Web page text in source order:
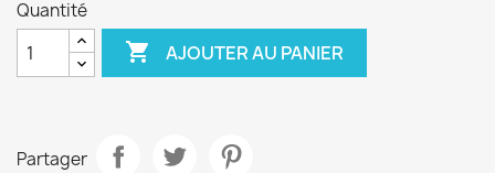
Quantité
 AJOUTER AU PANIER
Partager